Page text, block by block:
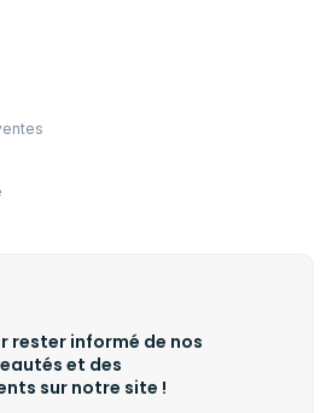
rester informé de nos
et des
sur notre site !